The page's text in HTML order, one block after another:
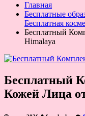
Главная
Бесплатные
Бесплатная
Бесплатный
Himalaya
Бесплатный
Кожей Лица